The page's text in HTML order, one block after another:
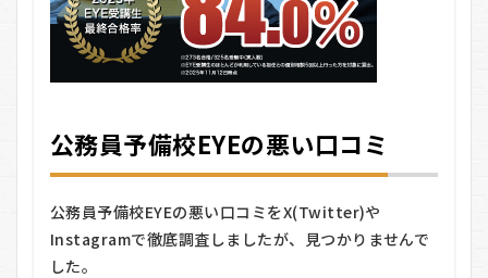
5.0.2
デメリ
ット
6
員
校
EYE
を
お
公務員予備校EYEの悪い口コミ
公務員予備校EYEの悪い口コミをX(Twitter)や
Instagramで徹底調査しましたが、見つかりませんで
した。